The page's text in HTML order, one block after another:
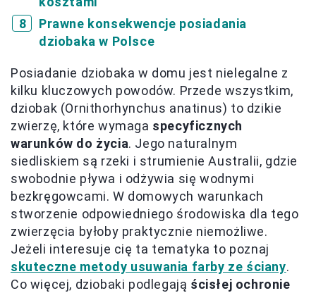
Prawne konsekwencje posiadania
dziobaka w Polsce
Posiadanie dziobaka w domu jest nielegalne z
kilku kluczowych powodów. Przede wszystkim,
dziobak (Ornithorhynchus anatinus) to dzikie
zwierzę, które wymaga specyficznych
warunków do życia. Jego naturalnym
siedliskiem są rzeki i strumienie Australii, gdzie
swobodnie pływa i odżywia się wodnymi
bezkręgowcami. W domowych warunkach
stworzenie odpowiedniego środowiska dla tego
zwierzęcia byłoby praktycznie niemożliwe.
Jeżeli interesuje cię ta tematyka to poznaj
skuteczne metody usuwania farby ze ściany.
Co więcej, dziobaki podlegają ścisłej ochronie